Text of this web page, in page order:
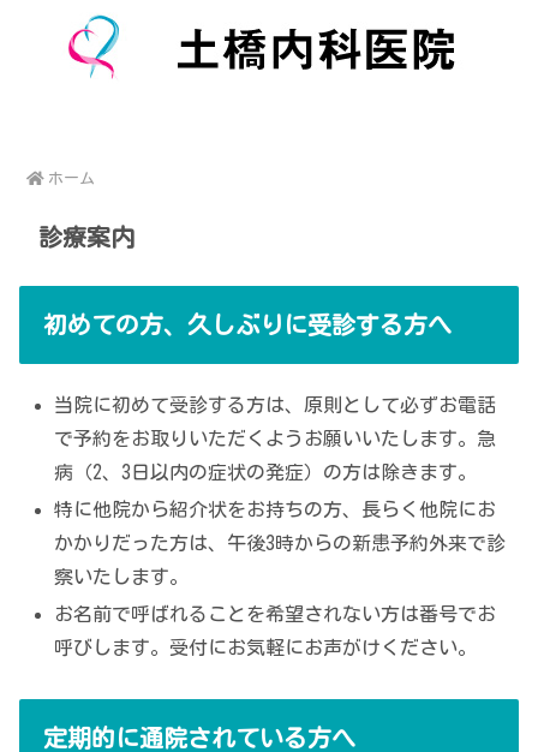
ホーム
診療案内
初めての方、久しぶりに受診する方へ
当院に初めて受診する方は、原則として必ずお電話
で予約をお取りいただくようお願いいたします。急
病（2、3日以内の症状の発症）の方は除きます。
特に他院から紹介状をお持ちの方、長らく他院にお
かかりだった方は、午後3時からの新患予約外来で診
察いたします。
お名前で呼ばれることを希望されない方は番号でお
呼びします。受付にお気軽にお声がけください。
定期的に通院されている方へ